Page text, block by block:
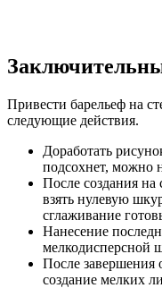
Привести барельеф на
следующие действия.
Доработать
подсохнет, можно
После создания на
взять нулевую
сглаживание
Нанесение
мелкодисперсной
После завершения
создание мелких